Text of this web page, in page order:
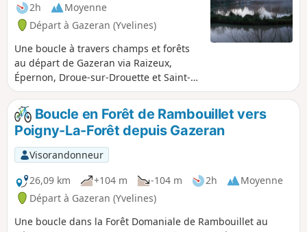
2h
Moyenne
Départ à Gazeran (Yvelines)
Une boucle à travers champs et forêts
au départ de Gazeran via Raizeux,
Épernon, Droue-sur-Drouette et Saint-
Hilarion.
Boucle en Forêt de Rambouillet vers
Poigny-La-Forêt depuis Gazeran
Visorandonneur
26,09 km
+104 m -104 m 2h
Moyenne
Départ à Gazeran (Yvelines)
Une boucle dans la Forêt Domaniale de Rambouillet au